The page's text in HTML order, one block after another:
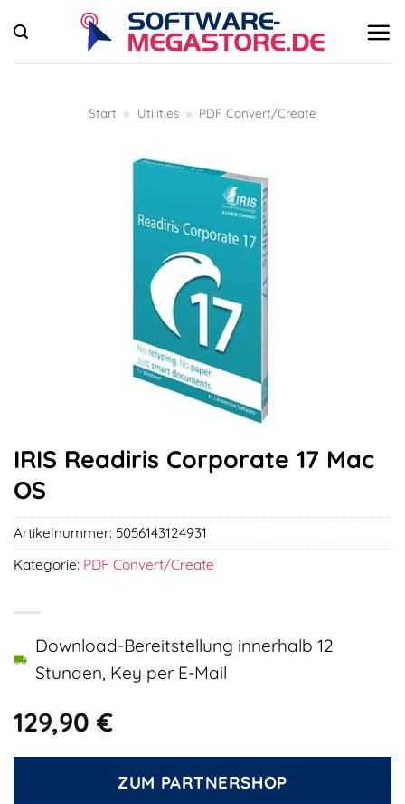
Inhalt
springen
Start » Utilities » PDF Convert/Create
IRIS Readiris Corporate 17 Mac
OS
129,90€
Download-Bereitstellung innerhalb 12
Stunden, Key per E-Mail
ZUM PARTNERSHOP
Artikelnummer: 5056143124931
Kategorie: PDF Convert/Create